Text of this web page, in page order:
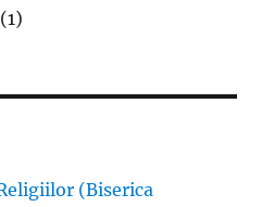
(1)
(Biserica